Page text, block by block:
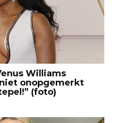
Williams
onopgemerkt
(foto)